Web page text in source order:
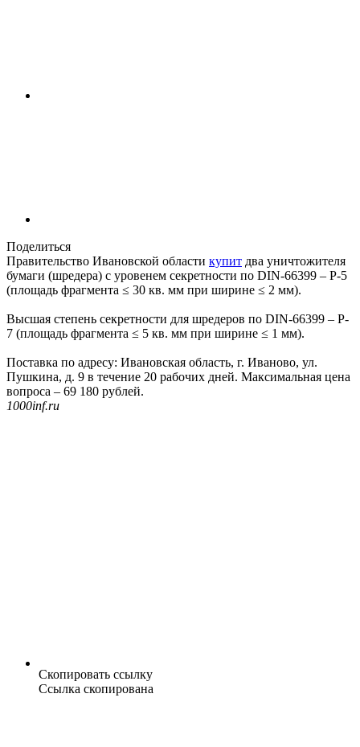
Поделиться
Правительство Ивановской области купит два уничтожителя
бумаги (шредера) с уровенем секретности по DIN-66399 – P-5
(площадь фрагмента ≤ 30 кв. мм при ширине ≤ 2 мм).
Высшая степень секретности для шредеров по DIN-66399 – P-
7 (площадь фрагмента ≤ 5 кв. мм при ширине ≤ 1 мм).
Поставка по адресу: Ивановская область, г. Иваново, ул.
Пушкина, д. 9 в течение 20 рабочих дней. Максимальная цена
вопроса – 69 180 рублей.
1000inf.ru
Скопировать ссылку
Ссылка скопирована